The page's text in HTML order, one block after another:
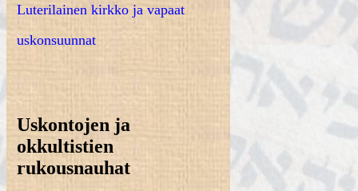
Luterilainen kirkko ja vapaat
uskonsuunnat
Uskontojen ja
okkultistien
rukousnauhat